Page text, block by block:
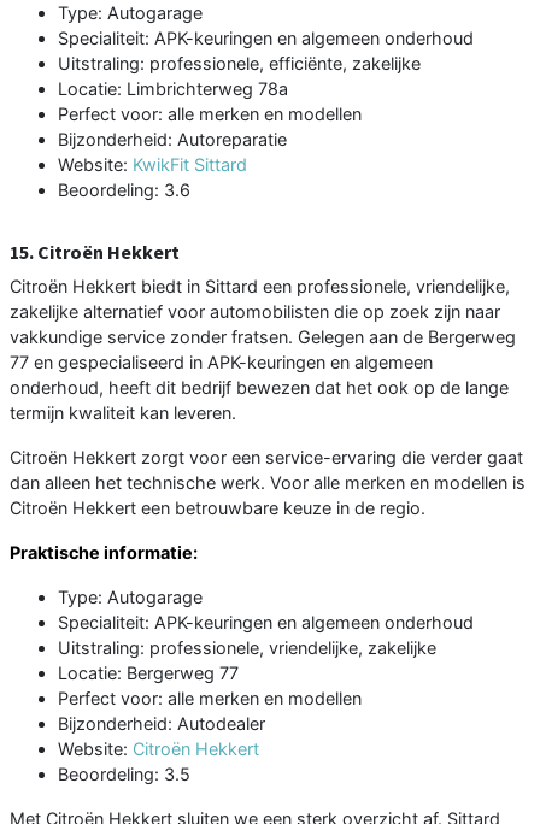
Type: Autogarage
Specialiteit: APK-keuringen en algemeen onderhoud
Uitstraling: professionele, efficiënte, zakelijke
Locatie: Limbrichterweg 78a
Perfect voor: alle merken en modellen
Bijzonderheid: Autoreparatie
Website: KwikFit Sittard
Beoordeling: 3.6
15. Citroën Hekkert
Citroën Hekkert biedt in Sittard een professionele, vriendelijke,
zakelijke alternatief voor automobilisten die op zoek zijn naar
vakkundige service zonder fratsen. Gelegen aan de Bergerweg
77 en gespecialiseerd in APK-keuringen en algemeen
onderhoud, heeft dit bedrijf bewezen dat het ook op de lange
termijn kwaliteit kan leveren.
Citroën Hekkert zorgt voor een service-ervaring die verder gaat
dan alleen het technische werk. Voor alle merken en modellen is
Citroën Hekkert een betrouwbare keuze in de regio.
Praktische informatie:
Type: Autogarage
Specialiteit: APK-keuringen en algemeen onderhoud
Uitstraling: professionele, vriendelijke, zakelijke
Locatie: Bergerweg 77
Perfect voor: alle merken en modellen
Bijzonderheid: Autodealer
Website: Citroën Hekkert
Beoordeling: 3.5
Met Citroën Hekkert sluiten we een sterk overzicht af. Sittard